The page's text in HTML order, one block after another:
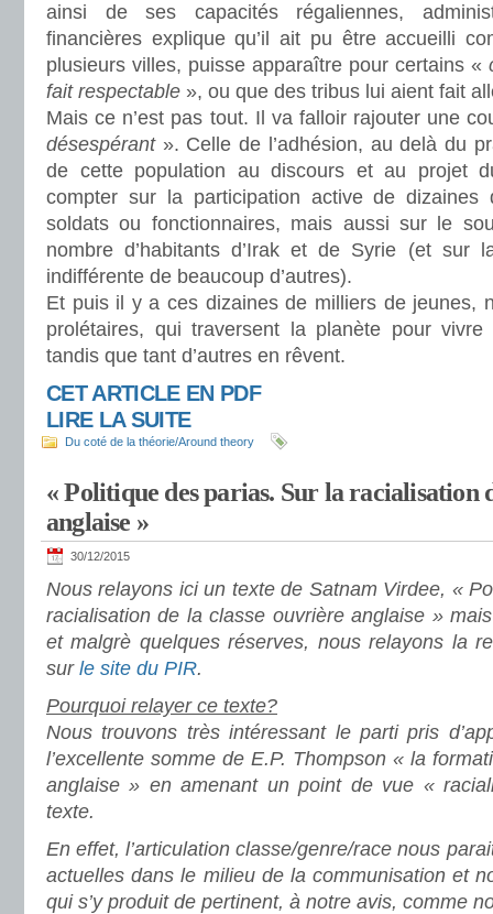
ainsi de ses capacités régaliennes,
financières explique qu’il ait pu être accueilli
plusieurs villes, puisse apparaître pour certains «
fait respectable », ou que des tribus lui aient fait
Mais ce n’est pas tout. Il va falloir rajouter une
désespérant ». Celle de l’adhésion, au delà du
de cette population au discours et au projet
compter sur la participation active de dizaines
soldats ou fonctionnaires, mais aussi sur le
nombre d’habitants d’Irak et de Syrie (et sur
indifférente de beaucoup d’autres).
Et puis il y a ces dizaines de milliers de jeunes,
prolétaires, qui traversent la planète pour
tandis que tant d’autres en rêvent.
CET ARTICLE EN PDF
LIRE LA SUITE
Du coté de la théorie/Around theory
« Politique des parias. Sur la racialisation
anglaise »
30/12/2015
Nous relayons ici un texte de Satnam Virdee, «
racialisation de la classe ouvrière anglaise »
et malgrè quelques réserves, nous relayons la
sur le site du PIR.
Pourquoi relayer ce texte?
Nous trouvons très intéressant le parti pris
l’excellente somme de E.P. Thompson « la
anglaise » en amenant un point de vue «
texte.
En effet, l’articulation classe/genre/race nous
actuelles dans le milieu de la communisation et
qui s’y produit de pertinent, à notre avis, comme